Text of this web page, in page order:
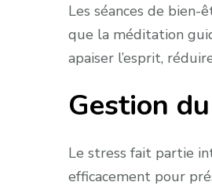
Les séances de
que la méditation
apaiser l’esprit,
Gestion
Le stress fait partie
efficacement pour